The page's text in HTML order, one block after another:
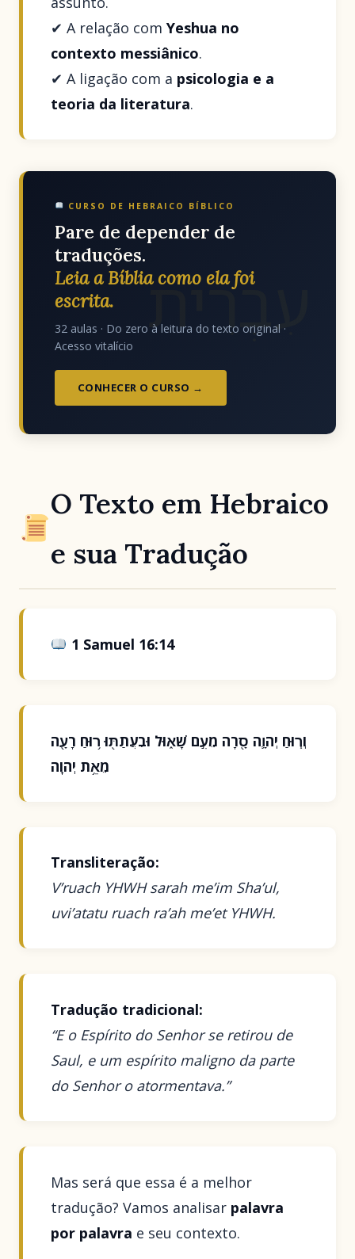
✔ A relação comYeshua no
contexto messiânico.
✔ A ligação com a psicologia e a
teoria da literatura.
עִבְרִית
CURSO DE HEBRAICO BÍBLICO
Pare de depender de
traduções.
Leia a Bíblia como ela foi
escrita.
32 aulas · Do zero à leitura do texto original ·
Acesso vitalício
CONHECER O CURSO →
O Texto em Hebraico
e sua Tradução
1 Samuel 16:14
וְר֧וּחַ יְהוָ֛ה סָ֖רָה מֵעִ֣ם שָׁא֑וּל וּבִעֲתַתּ֖וּ ר֥וּחַ רָעָ֖ה
מֵאֵ֥ת יְהוָֽה
Transliteração:
V’ruach YHWH sarah me’im Sha’ul,
uvi’atatu ruach ra’ah me’et YHWH.
Tradução tradicional:
“E o Espírito do Senhor se retirou de
Saul, e um espírito maligno da parte
do Senhor o atormentava.”
Mas será que essa é a melhor
tradução? Vamos analisar palavra
por palavra e seu contexto.